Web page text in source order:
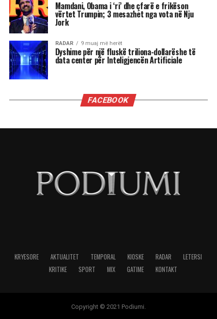
Mamdani, Obama i ‘ri’ dhe çfarë e frikëson
vërtet Trumpin; 3 mesazhet nga vota në Nju
Jork
RADAR 9 muaj më herët
Dyshime për një fluskë triliona-dollarëshe të
data center për Inteligjencën Artificiale
FACEBOOK
KRYESORE AKTUALITET TEMPORAL KIOSKE RADAR
LETERSI
KRITIKE
SPORT MIX GATIME KONTAKT
Copyright © 2021 Podiumi.